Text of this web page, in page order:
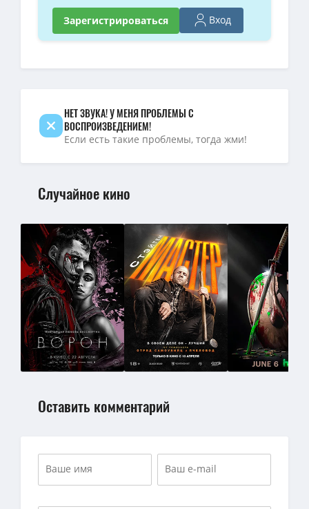
Зарегистрироваться Вход
НЕТ ЗВУКА! У МЕНЯ ПРОБЛЕМЫ С
ВОСПРОИЗВЕДЕНИЕМ!
Если есть такие проблемы, тогда жми!
Случайное кино
Оставить комментарий